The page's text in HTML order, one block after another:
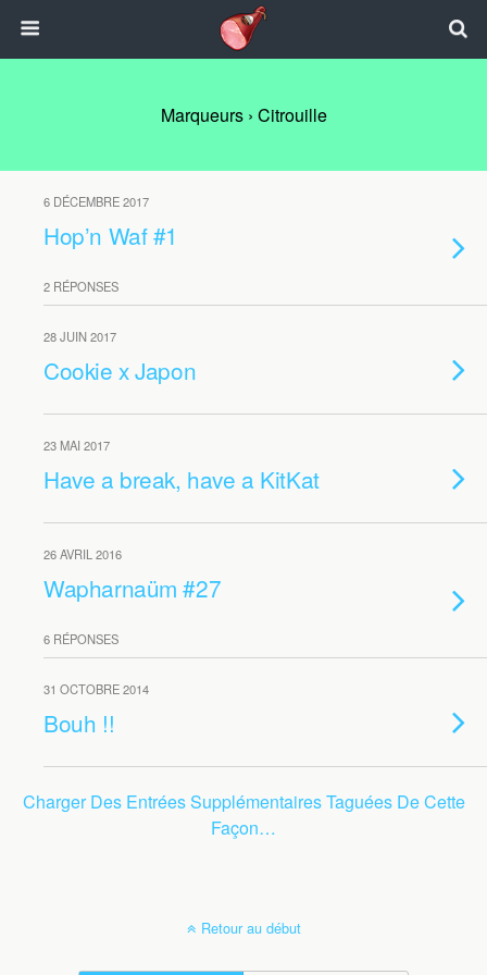
Marqueurs › Citrouille
6 DÉCEMBRE 2017
Hop’n Waf #1
2 RÉPONSES
28 JUIN 2017
Cookie x Japon
23 MAI 2017
Have a break, have a KitKat
26 AVRIL 2016
Wapharnaüm #27
6 RÉPONSES
31 OCTOBRE 2014
Bouh !!
Charger Des Entrées Supplémentaires Taguées De Cette
Façon…
Retour au début